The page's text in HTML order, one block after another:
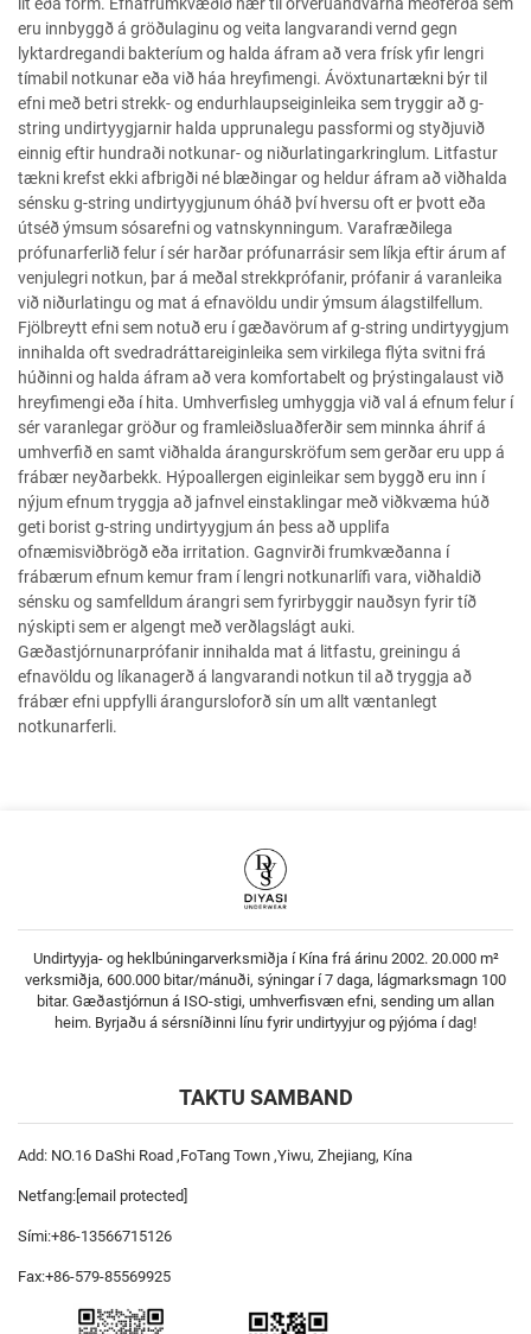
eru innbyggð á gröðulaginu og veita langvarandi vernd gegn
lyktardregandi bakteríum og halda áfram að vera frísk yfir lengri
tímabil notkunar eða við háa hreyfimengi. Ávöxtunartækni býr til
efni með betri strekk- og endurhlaupseiginleika sem tryggir að g-
string undirtyygjarnir halda upprunalegu passformi og styðjuvið
einnig eftir hundraði notkunar- og niðurlatingarkringlum. Litfastur
tækni krefst ekki afbrigði né blæðingar og heldur áfram að viðhalda
sénsku g-string undirtyygjunum óháð því hversu oft er þvott eða
útséð ýmsum sósarefni og vatnskynningum. Varafræðilega
prófunarferlið felur í sér harðar prófunarrásir sem líkja eftir árum af
venjulegri notkun, þar á meðal strekkprófanir, prófanir á varanleika
við niðurlatingu og mat á efnavöldu undir ýmsum álagstilfellum.
Fjölbreytt efni sem notuð eru í gæðavörum af g-string undirtyygjum
innihalda oft svedradráttareiginleika sem virkilega flýta svitni frá
húðinni og halda áfram að vera komfortabelt og þrýstingalaust við
hreyfimengi eða í hita. Umhverfisleg umhyggja við val á efnum felur í
sér varanlegar gröður og framleiðsluaðferðir sem minnka áhrif á
umhverfið en samt viðhalda árangurskröfum sem gerðar eru upp á
frábær neyðarbekk. Hýpoallergen eiginleikar sem byggð eru inn í
nýjum efnum tryggja að jafnvel einstaklingar með viðkvæma húð
geti borist g-string undirtyygjum án þess að upplifa
ofnæmisviðbrögð eða irritation. Gagnvirði frumkvæðanna í
frábærum efnum kemur fram í lengri notkunarlífi vara, viðhaldið
sénsku og samfelldum árangri sem fyrirbyggir nauðsyn fyrir tíð
nýskipti sem er algengt með verðlagslágt auki.
Gæðastjórnunarprófanir innihalda mat á litfastu, greiningu á
efnavöldu og líkanagerð á langvarandi notkun til að tryggja að
frábær efni uppfylli árangursloforð sín um allt væntanlegt
notkunarferli.
Undirtyyja- og heklbúningarverksmiðja í Kína frá árinu 2002. 20.000 m²
verksmiðja, 600.000 bitar/mánuði, sýningar í 7 daga, lágmarksmagn 100
bitar. Gæðastjórnun á ISO-stigi, umhverfisvæn efni, sending um allan
heim. Byrjaðu á sérsníðinni línu fyrir undirtyyjur og pýjóma í dag!
TAKTU SAMBAND
Add: NO.16 DaShi Road ,FoTang Town ,Yiwu, Zhejiang, Kína
Netfang: [email protected]
Sími:+86-13566715126
Fax:+86-579-85569925